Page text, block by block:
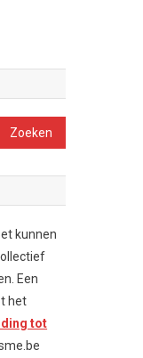
Zoeken
kunnen
Een
het
tot